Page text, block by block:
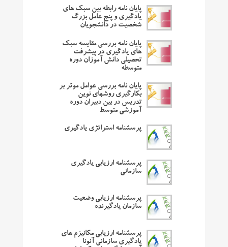
پایان نامه رابطه بین سبک های
یادگیری و پنج عامل بزرگ
شخصیت در دانشجویان
پایان نامه بررسی مقایسه سبک
های یادگیری در پیشرفت
تحصیلی دانش آموزان دوره
متوسطه
پایان نامه بررسی عوامل موثر بر
بکارگیری روشهای نوین
تدریس در بین دبیران دوره
آموزشی متوسط
پرسشنامه استراتژی یادگیری
پرسشنامه ارزیابی یادگیری
سازمانی
پرسشنامه ارزیابی وضعیت
سازمان یادگیرنده
پرسشنامه ارزیابی مکانیزم های
یادگیری سازمانی آنونا